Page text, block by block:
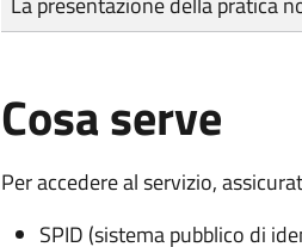
Cosa serve
Per accedere al servizio,
SPID (sistema pubblico di